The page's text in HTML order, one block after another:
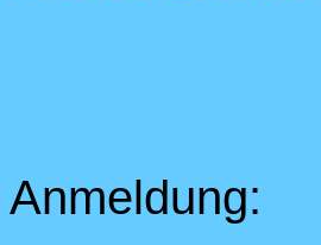
Anmeldung: